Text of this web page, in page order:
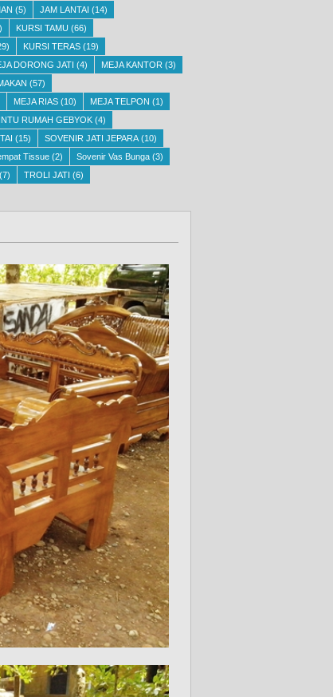
(5) JAM LANTAI (14)
KURSI TAMU (66)
KURSI TERAS (19)
DORONG JATI (4) MEJA KANTOR (3)
(57)
MEJA RIAS (10) MEJA TELPON (1)
RUMAH GEBYOK (4)
(15) SOVENIR JATI JEPARA (10)
Tissue (2) Sovenir Vas Bunga (3)
(7) TROLI JATI (6)